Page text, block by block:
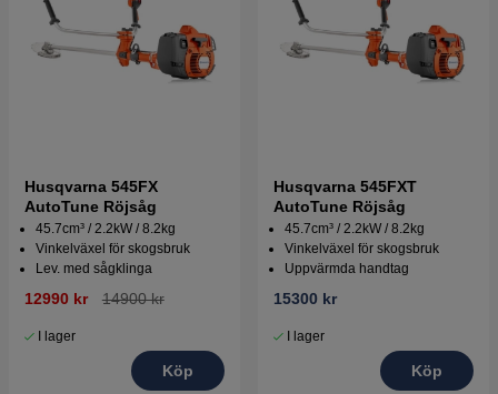
Husqvarna 545FX
AutoTune Röjsåg
45.7cm³ / 2.2kW / 8.2kg
Vinkelväxel för skogsbruk
Lev. med sågklinga
12990 kr 14900 kr
I lager
Köp
Husqvarna 545FXT
AutoTune Röjsåg
45.7cm³ / 2.2kW / 8.2kg
Vinkelväxel för skogsbruk
Uppvärmda handtag
15300 kr
I lager
Köp